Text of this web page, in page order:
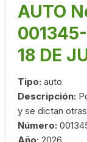
AUTO
18 DE
Tipo: auto
Descripción:
y se dictan
Número: